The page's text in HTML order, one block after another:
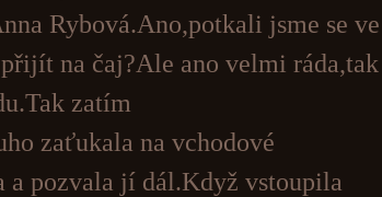
Rybová.Ano,potkali jsme se ve
na čaj?Ale ano velmi ráda,tak
zatím
zaťukala na vchodové
a pozvala jí dál.Když vstoupila